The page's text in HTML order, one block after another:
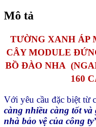
Đào
Nha
lượng
Mô tả
TƯỜNG XANH ÁP
CÂY MODULE
BỒ ĐÀO NHA
160
Với yêu cầu đặc biệt từ
càng nhiều càng tốt
nhà bảo vệ của công